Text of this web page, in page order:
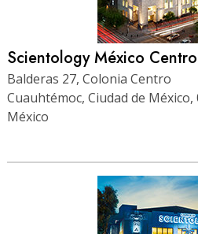
Scientology México
Balderas 27, Colonia Centro
Cuauhtémoc, Ciudad de México,
México